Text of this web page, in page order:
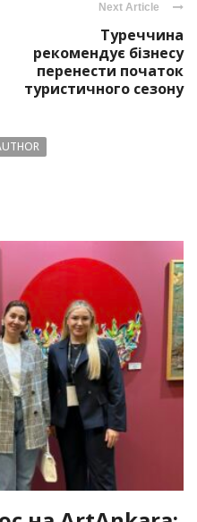
Next Article
Туреччина
рекомендує бізнесу
перенести початок
туристичного сезону